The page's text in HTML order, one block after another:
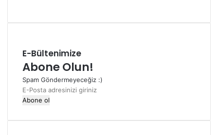
E-Bültenimize
Abone Olun!
Spam Göndermeyeceğiz :)
E-
Posta
giriniz